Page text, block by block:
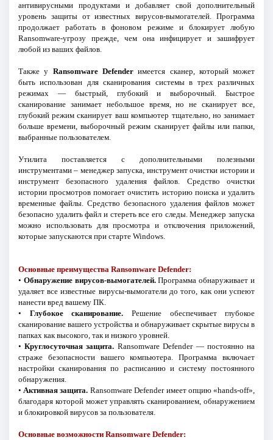
антивирусными продуктами и добавляет свой дополнительный
уровень защиты от известных вирусов-вымогателей. Программа
продолжает работать в фоновом режиме и блокирует любую
Ransomware-угрозу прежде, чем она инфицирует и зашифрует
любой из ваших файлов.
Также у Ransomware Defenderимеется сканер, который может
быть использован для сканирования системы в трех различных
режимах — быстрый, глубокий и выборочный. Быстрое
сканирование занимает небольшое время, но не сканирует все,
глубокий режим сканирует ваш компьютер тщательно, но занимает
больше времени, выборочный режим сканирует файлы или папки,
выбранные пользователем.
Утилита поставляется с дополнительными полезными
инструментами – менеджер запуска, инструмент очистки истории и
инструмент безопасного удаления файлов. Средство очистки
истории просмотров помогает очистить историю поиска и удалить
временные файлы. Средство безопасного удаления файлов может
безопасно удалить файл и стереть все его следы. Менеджер запуска
можно использовать для просмотра и отключения приложений,
которые запускаются при старте Windows.
Основные преимущества Ransomware Defender:
• Обнаружение вирусов-вымогателей.Программа обнаруживает и
удаляет все известные вирусы-вымогатели до того, как они успеют
нанести вред вашему ПК.
• Глубокое сканирование. Решение обеспечивает глубокое
сканирование вашего устройства и обнаруживает скрытые вирусы в
папках как высокого, так и низкого уровней.
•Круглосуточная защита. Ransomware Defender — постоянно на
страже безопасности вашего компьютера. Программа включает
настройки сканирования по расписанию и систему постоянного
обнаружения.
•Активная защита. Ransomware Defender имеет опцию «hands-off»,
благодаря которой может управлять сканированием, обнаружением
и блокировкой вирусов за пользователя.
Основные возможности Ransomware Defender: